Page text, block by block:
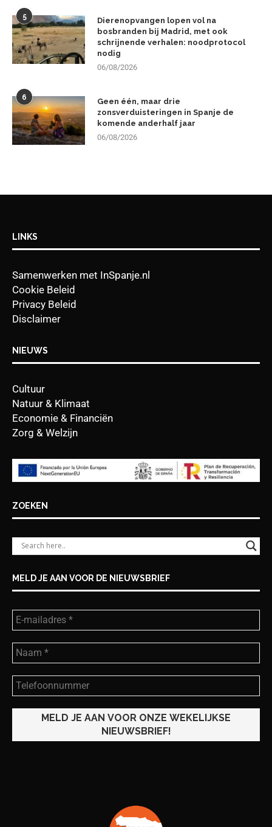
5
Dierenopvangen lopen vol na
bosbranden bij Madrid, met ook
schrijnende verhalen: noodprotocol
nodig
06/08/2026
6
Geen één, maar drie
zonsverduisteringen in Spanje de
komende anderhalf jaar
06/08/2026
LINKS
Samenwerken met InSpanje.nl
Cookie Beleid
Privacy Beleid
Disclaimer
NIEUWS
Cultuur
Natuur & Klimaat
Economie & Financiën
Zorg & Welzijn
ZOEKEN
MELD JE AAN VOOR DE NIEUWSBRIEF